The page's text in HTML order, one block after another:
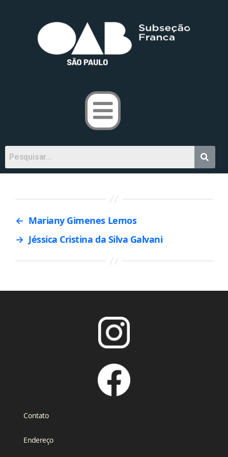
← Mariany Gimenes Lemos
→ Jéssica Cristina da Silva Galvani
Contato
Endereço